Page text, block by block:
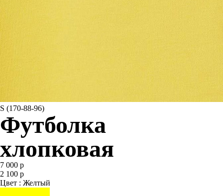
S (170-88-96)
Футболка
хлопковая
7 000 р
2 100 р
Цвет : Желтый